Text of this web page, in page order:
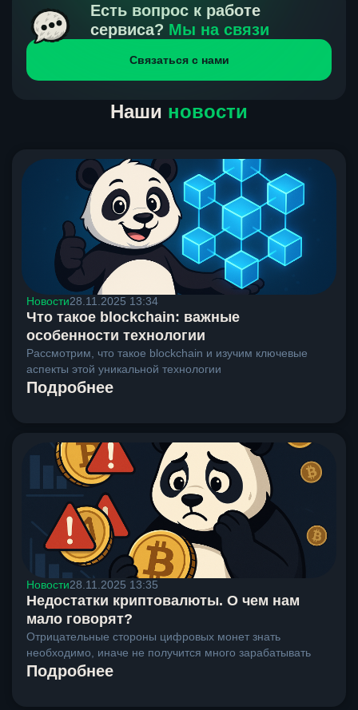
получения нами средств от тебя, а на другой части
направлений курс, указанный на сайте, является
окончательным. Если сомневаешься, напиши в онлайн-
чат на сайте, мы поможем разобраться.
Есть вопрос к работе
сервиса? Мы на связи
Связаться с нами
Наши новости
Новости28.11.2025 13:34
Что такое blockchain: важные
особенности технологии
Рассмотрим, что такое blockchain и изучим ключевые
аспекты этой уникальной технологии
Подробнее
Новости28.11.2025 13:35
Недостатки криптовалюты. О чем нам
мало говорят?
Отрицательные стороны цифровых монет знать
необходимо, иначе не получится много зарабатывать
Подробнее